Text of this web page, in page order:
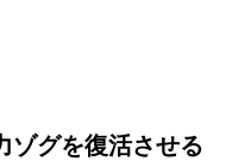
ゾグを復活させる